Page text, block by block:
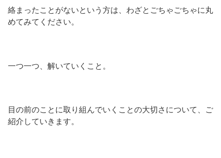
絡まったことがないという方は、わざとごちゃごちゃに丸
めてみてください。
一つ一つ、解いていくこと。
目の前のことに取り組んでいくことの大切さについて、ご
紹介していきます。